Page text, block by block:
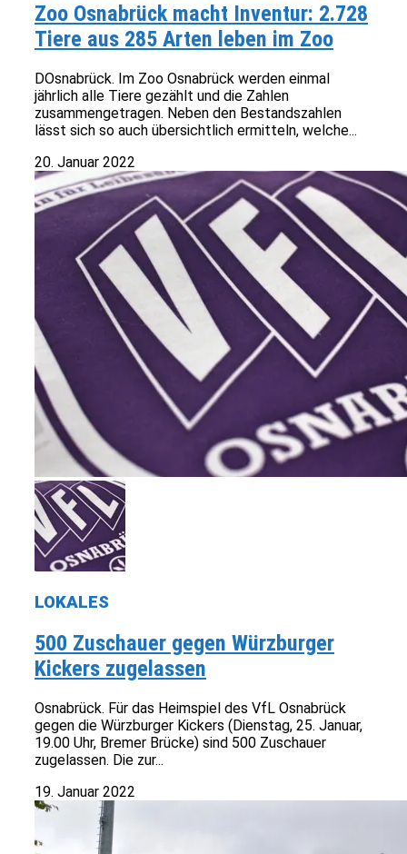
Zoo Osnabrück macht Inventur: 2.728
Tiere aus 285 Arten leben im Zoo
DOsnabrück. Im Zoo Osnabrück werden einmal
jährlich alle Tiere gezählt und die Zahlen
zusammengetragen. Neben den Bestandszahlen
lässt sich so auch übersichtlich ermitteln, welche...
20. Januar 2022
LOKALES
500 Zuschauer gegen Würzburger
Kickers zugelassen
Osnabrück. Für das Heimspiel des VfL Osnabrück
gegen die Würzburger Kickers (Dienstag, 25. Januar,
19.00 Uhr, Bremer Brücke) sind 500 Zuschauer
zugelassen. Die zur...
19. Januar 2022